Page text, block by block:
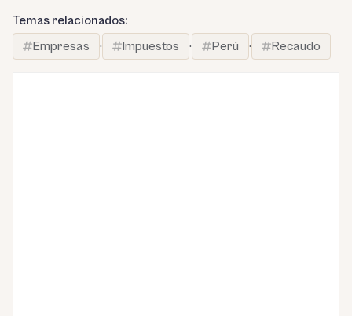
Temas relacionados:
Empresas
· Impuestos · Perú · Recaudo